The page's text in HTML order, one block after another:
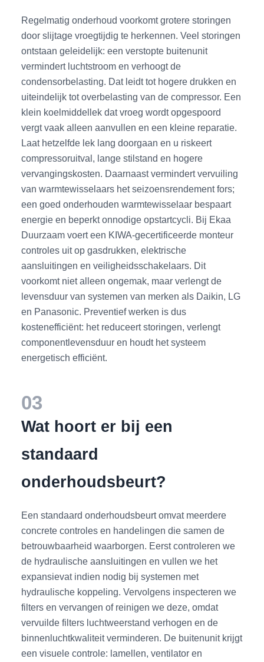
Regelmatig onderhoud voorkomt grotere storingen
door slijtage vroegtijdig te herkennen. Veel storingen
ontstaan geleidelijk: een verstopte buitenunit
vermindert luchtstroom en verhoogt de
condensorbelasting. Dat leidt tot hogere drukken en
uiteindelijk tot overbelasting van de compressor. Een
klein koelmiddellek dat vroeg wordt opgespoord
vergt vaak alleen aanvullen en een kleine reparatie.
Laat hetzelfde lek lang doorgaan en u riskeert
compressoruitval, lange stilstand en hogere
vervangingskosten. Daarnaast vermindert vervuiling
van warmtewisselaars het seizoensrendement fors;
een goed onderhouden warmtewisselaar bespaart
energie en beperkt onnodige opstartcycli. Bij Ekaa
Duurzaam voert een KIWA-gecertificeerde monteur
controles uit op gasdrukken, elektrische
aansluitingen en veiligheidsschakelaars. Dit
voorkomt niet alleen ongemak, maar verlengt de
levensduur van systemen van merken als Daikin, LG
en Panasonic. Preventief werken is dus
kostenefficiënt: het reduceert storingen, verlengt
componentlevensduur en houdt het systeem
energetisch efficiënt.
03
Wat hoort er bij een
standaard
onderhoudsbeurt?
Een standaard onderhoudsbeurt omvat meerdere
concrete controles en handelingen die samen de
betrouwbaarheid waarborgen. Eerst controleren we
de hydraulische aansluitingen en vullen we het
expansievat indien nodig bij systemen met
hydraulische koppeling. Vervolgens inspecteren we
filters en vervangen of reinigen we deze, omdat
vervuilde filters luchtweerstand verhogen en de
binnenluchtkwaliteit verminderen. De buitenunit krijgt
een visuele controle: lamellen, ventilator en